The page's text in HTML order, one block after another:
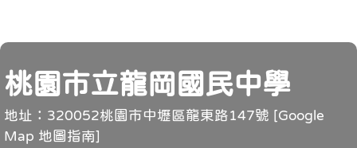
頁尾
桃園市立龍岡國民中學
地址：320052桃園市中壢區龍東路147號 [Google
Map 地圖指南]